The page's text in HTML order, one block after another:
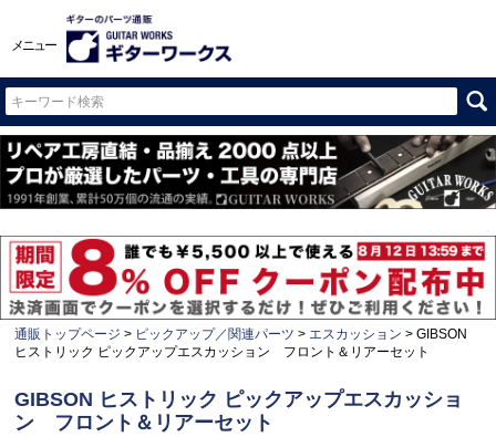
メニュー
通販トップページ ピックアップ／関連パーツ エスカッション
GIBSON
ヒストリック ピックアップエスカッション フロント＆リアーセット
GIBSON ヒストリック ピックアップエスカッショ
ン フロント＆リアーセット